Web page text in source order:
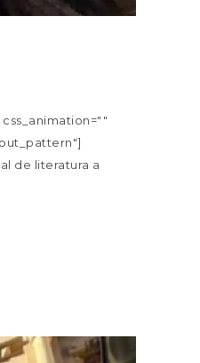
de literatura a